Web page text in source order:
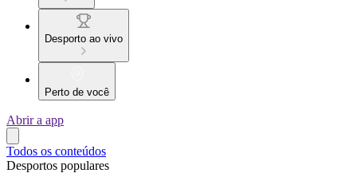
Desporto ao vivo
Perto de você
Abrir a app
Todos os conteúdos
Desportos populares